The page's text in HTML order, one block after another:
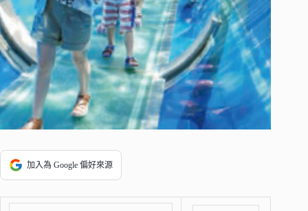
加入為 Google 偏好來源